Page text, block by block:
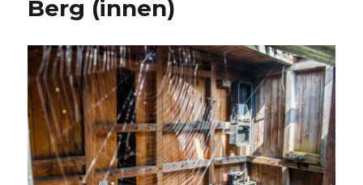
Berg (innen)